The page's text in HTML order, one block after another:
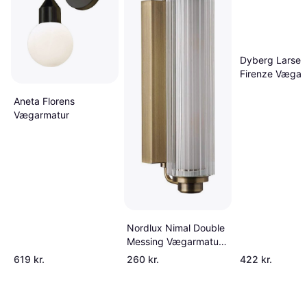
Aneta Florens
Vægarmatur
619 kr.
Nordlux Nimal Double
Messing Vægarmatur
∅ 7.8cm
260 kr.
Dyberg Larsen
Firenze
422 kr.